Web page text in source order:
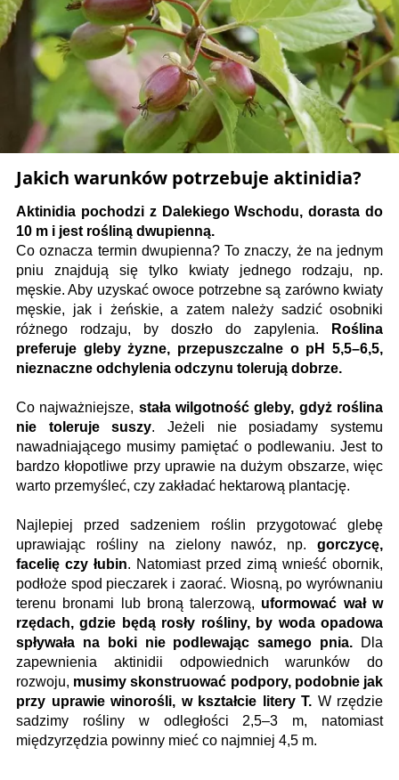
Jakich warunków potrzebuje aktinidia?
Aktinidia pochodzi z Dalekiego Wschodu, dorasta do
10 m i jest rośliną dwupienną.
Co oznacza termin dwupienna? To znaczy, że na jednym
pniu znajdują się tylko kwiaty jednego rodzaju, np.
męskie. Aby uzyskać owoce potrzebne są zarówno kwiaty
męskie, jak i żeńskie, a zatem należy sadzić osobniki
różnego rodzaju, by doszło do zapylenia.
Roślina
preferuje gleby żyzne, przepuszczalne o pH 5,5–6,5,
nieznaczne odchylenia odczynu tolerują dobrze.
Co najważniejsze, stała wilgotność gleby, gdyż roślina
nie toleruje suszy. Jeżeli nie posiadamy systemu
nawadniającego musimy pamiętać o podlewaniu. Jest to
bardzo kłopotliwe przy uprawie na dużym obszarze, więc
warto przemyśleć, czy zakładać hektarową plantację.
Najlepiej przed sadzeniem roślin przygotować glebę
uprawiając rośliny na zielony nawóz, np. gorczycę,
facelię czy łubin. Natomiast przed zimą wnieść obornik,
podłoże spod pieczarek i zaorać. Wiosną, po wyrównaniu
terenu bronami lub broną talerzową, uformować wał w
rzędach, gdzie będą rosły rośliny, by woda opadowa
spływała na boki nie podlewając samego pnia.
Dla
zapewnienia aktinidii odpowiednich warunków do
rozwoju, musimy skonstruować podpory, podobnie jak
przy uprawie winorośli, w kształcie litery T. W rzędzie
sadzimy rośliny w odległości 2,5–3 m, natomiast
międzyrzędzia powinny mieć co najmniej 4,5 m.